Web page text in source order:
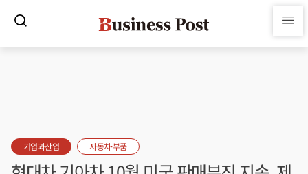
기업과산업 자동차·부품